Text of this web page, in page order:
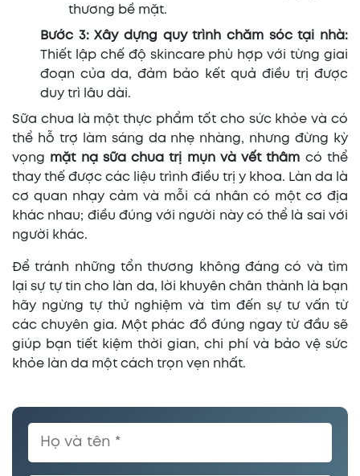
thương bề mặt.
Bước 3: Xây dựng quy trình chăm sóc tại nhà:
Thiết lập chế độ skincare phù hợp với từng giai
đoạn của da, đảm bảo kết quả điều trị được
duy trì lâu dài.
Sữa chua là một thực phẩm tốt cho sức khỏe và có
thể hỗ trợ làm sáng da nhẹ nhàng, nhưng đừng kỳ
vọng mặt nạ sữa chua trị mụn và vết thâm có thể
thay thế được các liệu trình điều trị y khoa. Làn da là
cơ quan nhạy cảm và mỗi cá nhân có một cơ địa
khác nhau; điều đúng với người này có thể là sai với
người khác.
Để tránh những tổn thương không đáng có và tìm
lại sự tự tin cho làn da, lời khuyên chân thành là bạn
hãy ngừng tự thử nghiệm và tìm đến sự tư vấn từ
các chuyên gia. Một phác đồ đúng ngay từ đầu sẽ
giúp bạn tiết kiệm thời gian, chi phí và bảo vệ sức
khỏe làn da một cách trọn vẹn nhất.